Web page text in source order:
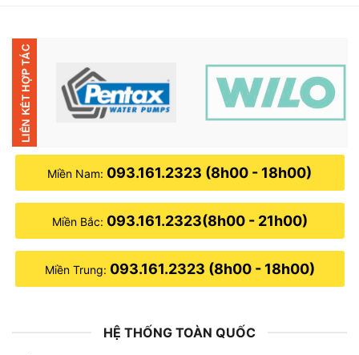
Miền Nam: 093.161.2323 (8h00 - 18h00)
Miền Bắc: 093.161.2323(8h00 - 21h00)
Miền Trung: 093.161.2323 (8h00 - 18h00)
HỆ THỐNG TOÀN QUỐC